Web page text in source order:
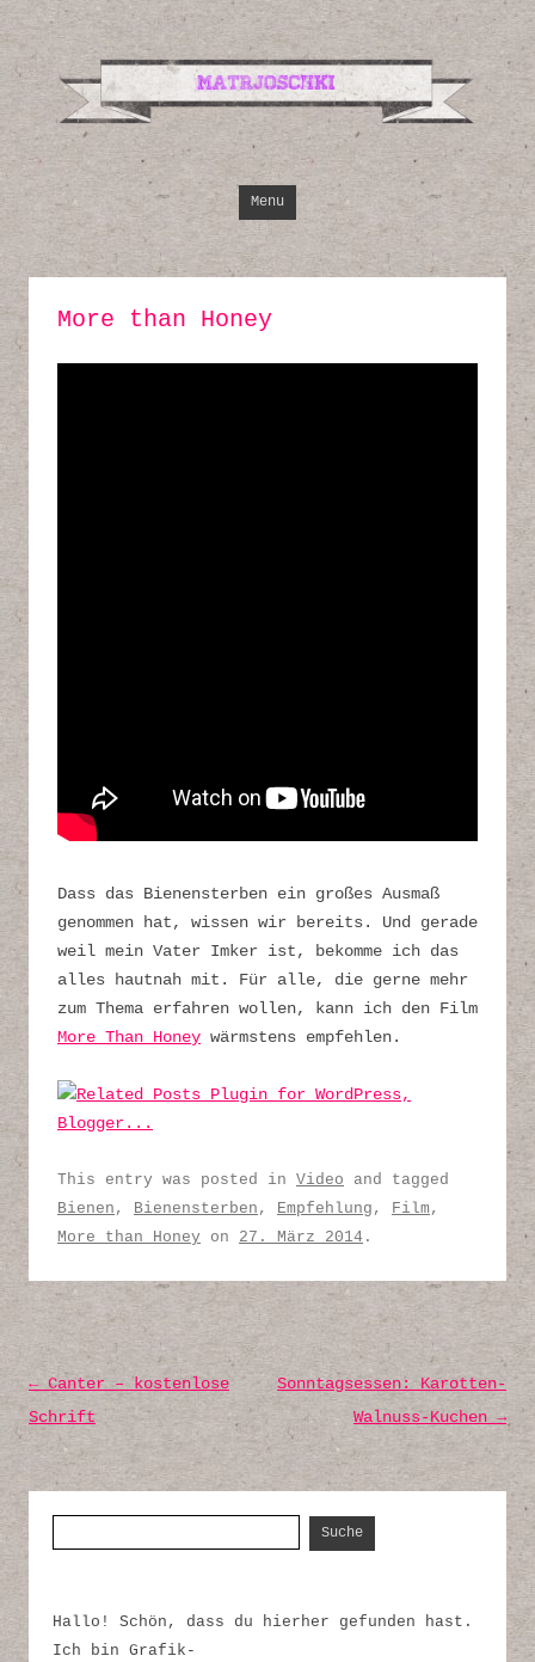
Design,
Menu Skip to content
More than Honey
Dass das Bienensterben ein großes Ausmaß
genommen hat, wissen wir bereits. Und gerade
weil mein Vater Imker ist, bekomme ich das
alles hautnah mit. Für alle, die gerne mehr
zum Thema erfahren wollen, kann ich den Film
More Than Honey wärmstens empfehlen.
This entry was posted in Video and tagged
Bienen , Bienensterben , Empfehlung , Film ,
More than Honey on 27. März 2014 .
Post navigation
←Canter – kostenlose
Schrift
Sonntagsessen: Karotten-
Walnuss-Kuchen →
Hallo! Schön, dass du hierher gefunden hast.
Ich bin Grafik-